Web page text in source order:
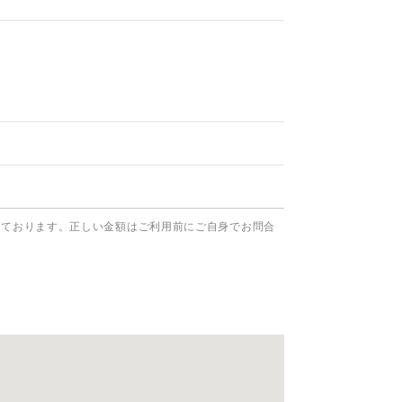
おります。正しい金額はご利用前にご自身でお問合